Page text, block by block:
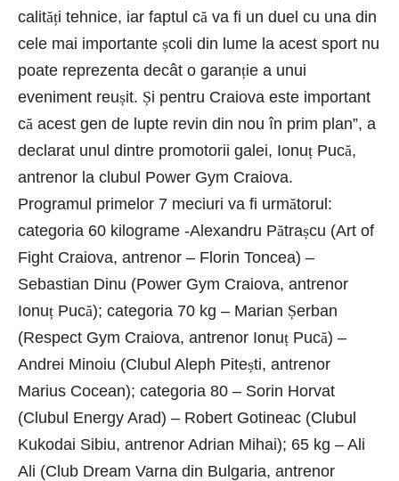
calități tehnice, iar faptul că va fi un duel cu una din
cele mai importante școli din lume la acest sport nu
poate reprezenta decât o garanție a unui
eveniment reușit. Și pentru Craiova este important
că acest gen de lupte revin din nou în prim plan”, a
declarat unul dintre promotorii galei, Ionuț Pucă,
antrenor la clubul Power Gym Craiova.
Programul primelor 7 meciuri va fi următorul:
categoria 60 kilograme -Alexandru Pătrașcu (Art of
Fight Craiova, antrenor – Florin Toncea) –
Sebastian Dinu (Power Gym Craiova, antrenor
Ionuț Pucă); categoria 70 kg – Marian Șerban
(Respect Gym Craiova, antrenor Ionuț Pucă) –
Andrei Minoiu (Clubul Aleph Pitești, antrenor
Marius Cocean); categoria 80 – Sorin Horvat
(Clubul Energy Arad) – Robert Gotineac (Clubul
Kukodai Sibiu, antrenor Adrian Mihai); 65 kg – Ali
Ali (Club Dream Varna din Bulgaria, antrenor